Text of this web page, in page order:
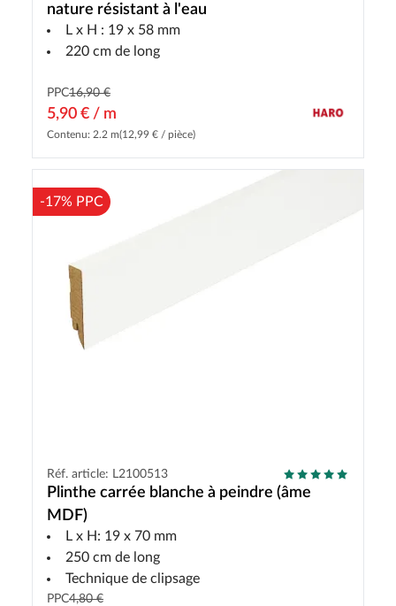
nature résistant à l'eau
L x H : 19 x 58 mm
220 cm de long
PPC16,90 €
5,90 € / m
Contenu: 2.2 m(12,99 € / pièce)
-17% PPC
Réf. article: L2100513
Plinthe carrée blanche à peindre (âme
MDF)
L x H: 19 x 70 mm
250 cm de long
Technique de clipsage
PPC4,80 €